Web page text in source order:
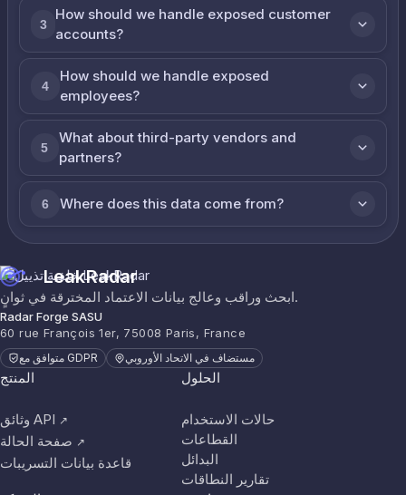
3
How should we handle exposed customer
accounts?
4
How should we handle exposed
employees?
5
What about third-party vendors and
partners?
6 Where does this data come from?
LeakRadar
ابحث وراقب وعالج بيانات الاعتماد المخترقة في ثوانٍ.
Radar Forge SASU
60 rue François 1er, 75008 Paris, France
متوافق مع GDPR مستضاف في الاتحاد الأوروبي
المنتج
وثائق API ↗
صفحة الحالة ↗
قاعدة بيانات التسريبات
الحلول
حالات الاستخدام
القطاعات
البدائل
تقارير النطاقات